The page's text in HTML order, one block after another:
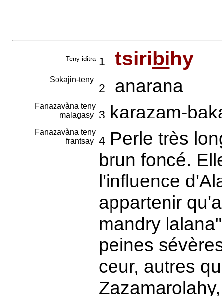
Teny iditra 1 tsiribihy
Sokajin-teny
2 anarana
Fanazavàna teny
malagasy
3 karazam-
Fanazavàna teny
frantsay 4Perle très
brun foncé.
l'influence
appartenir
mandry
peines
ceur, autres